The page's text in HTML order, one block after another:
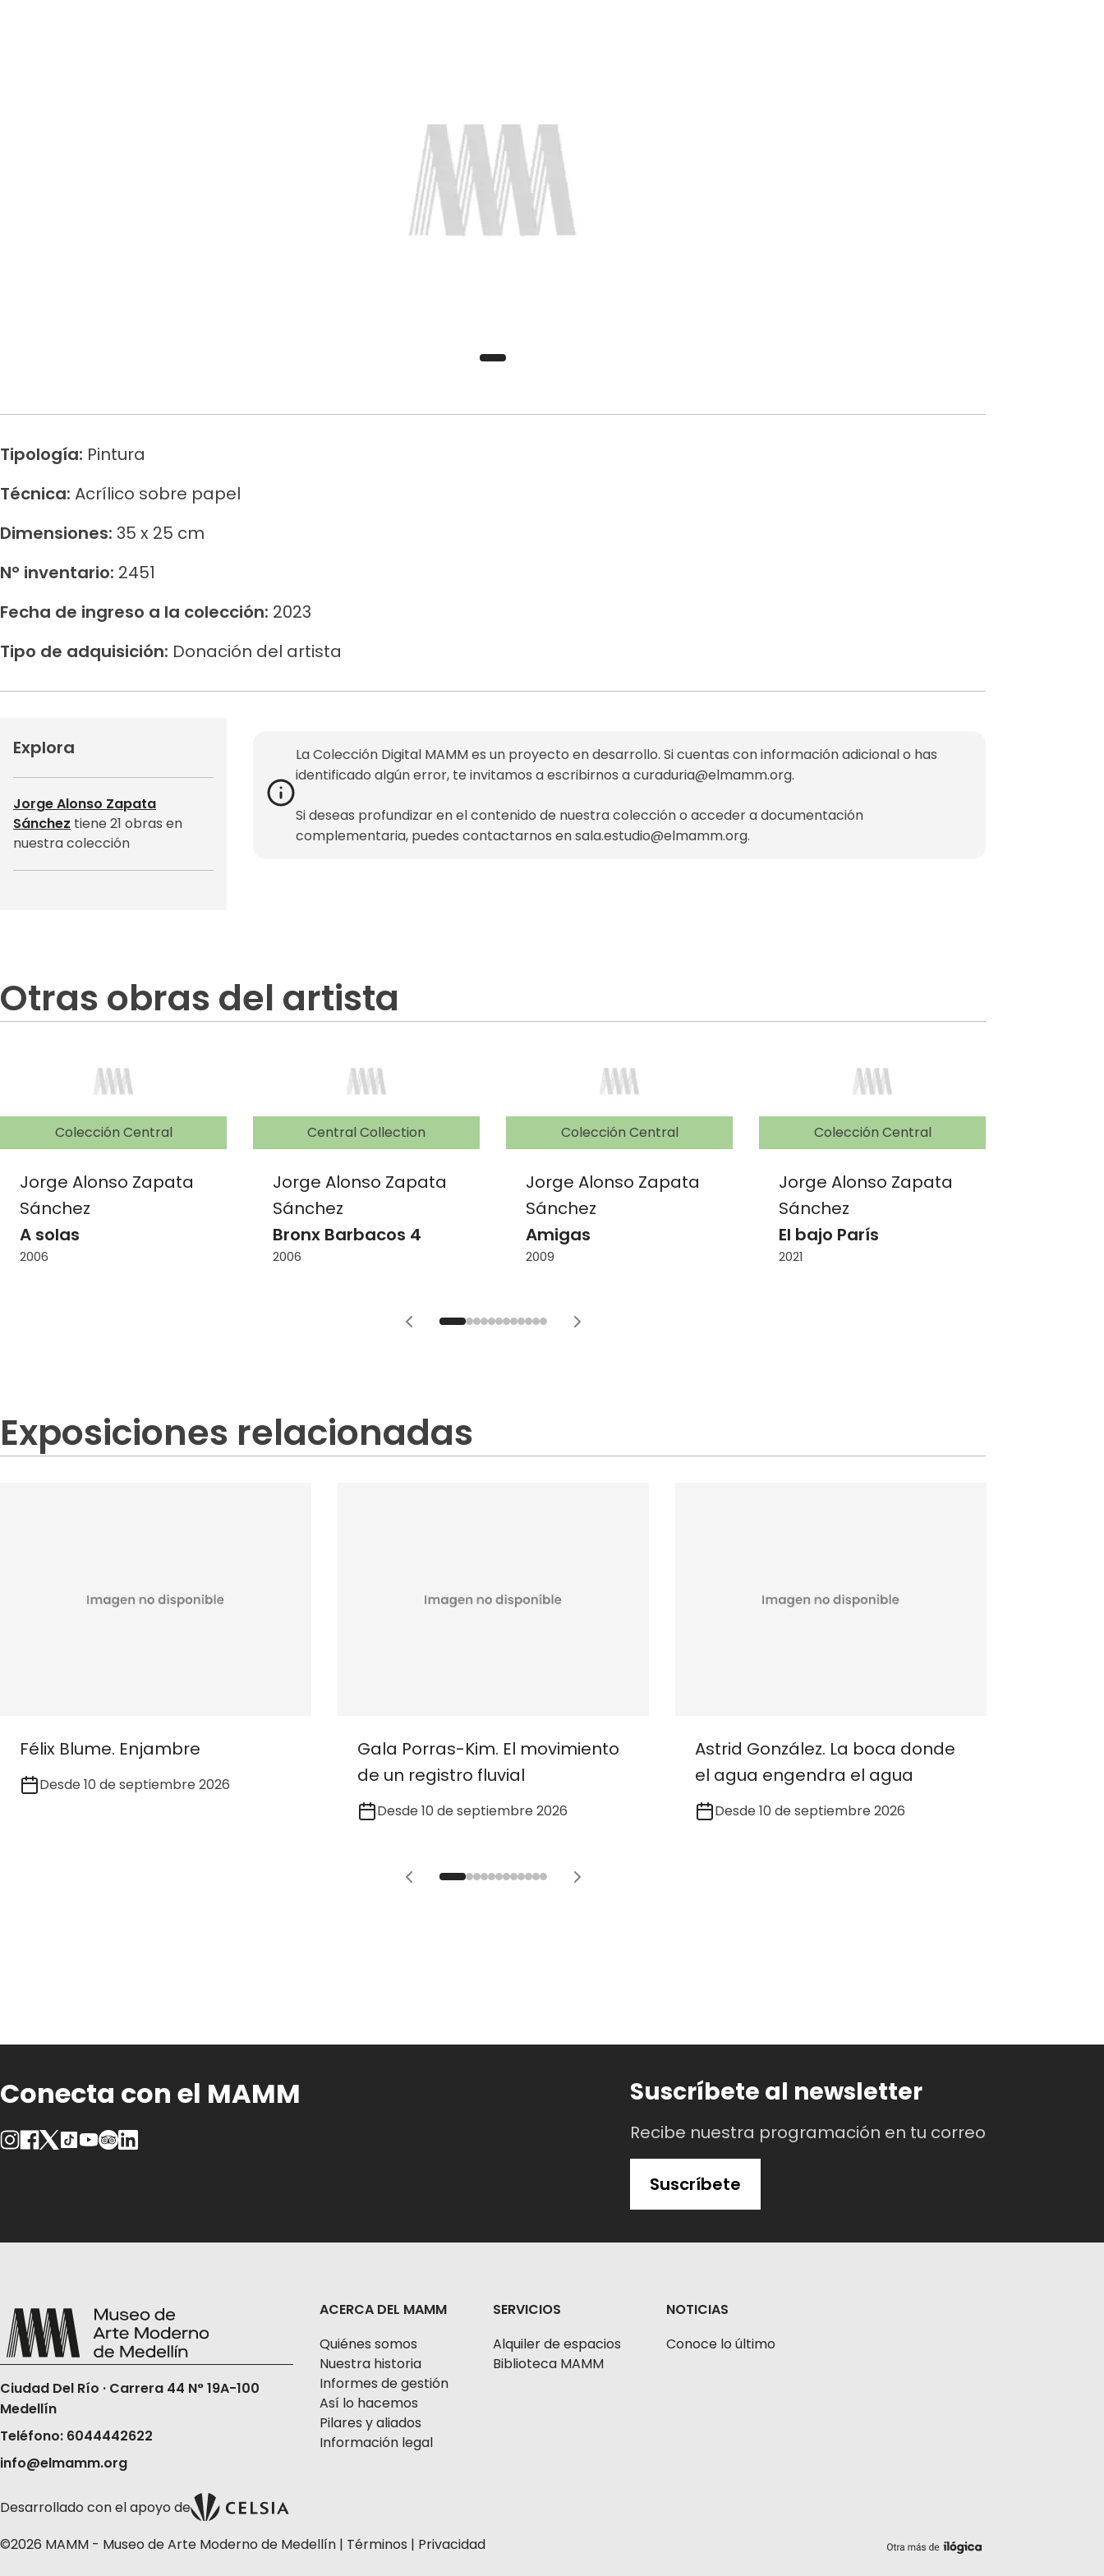
Tipología: Pintura
Técnica: Acrílico sobre papel
Dimensiones: 35 x 25 cm
N° inventario: 2451
Fecha de ingreso a la colección: 2023
Tipo de adquisición: Donación del artista
La Colección Digital MAMM es un proyecto en desarrollo. Si cuentas con información adicional o has
identificado algún error, te invitamos a escribirnos acuraduria@elmamm.org.
Si deseas profundizar en el contenido de nuestra colección o acceder a documentación
complementaria, puedes contactarnos ensala.estudio@elmamm.org.
Explora
Jorge Alonso Zapata
Sánchez tiene 21 obras en
nuestra colección
Otras obras del artista
Colección Central
Jorge Alonso Zapata
Sánchez
A solas
2006
Central Collection
Jorge Alonso Zapata
Sánchez
Bronx Barbacos 4
2006
Colección Central
Jorge Alonso Zapata
Sánchez
Amigas
2009
Colección Central
Jorge Alonso Zapata
Sánchez
El bajo París
2021
Exposiciones relacionadas
Félix Blume. Enjambre
Desde 10 de septiembre 2026
Gala Porras-Kim. El movimiento
de un registro fluvial
Desde 10 de septiembre 2026
Astrid González. La boca donde
el agua engendra el agua
Desde 10 de septiembre 2026
Conecta con el MAMM Suscríbete al newsletter
Recibe nuestra programación en tu correo
Suscríbete
Ciudad Del Río · Carrera 44 N° 19A-100
Medellín
Teléfono: 6044442622
info@elmamm.org
ACERCA DEL MAMM
Quiénes somos
Nuestra historia
Informes de gestión
Así lo hacemos
Pilares y aliados
Información legal
SERVICIOS
Alquiler de espacios
Biblioteca MAMM
NOTICIAS
Conoce lo último
Desarrollado con el apoyo de
©2026 MAMM - Museo de Arte Moderno de Medellín | Términos | Privacidad